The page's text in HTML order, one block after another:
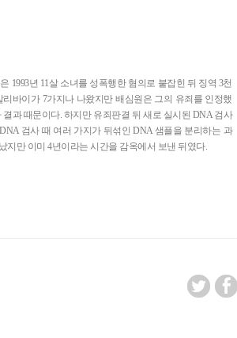
1993년 11살 소녀를 성폭행한 혐의로 붙잡힌 뒤 징역 3천
바이가 7가지나 나왔지만 배심원은 그의 유죄를 인정했
과 때문이다. 하지만 유죄판결 뒤 새로 실시된 DNA 검사
검사 때 여러 가지가 뒤섞인 DNA 샘플을 분리하는 과
지만 이미 4년이라는 시간을 감옥에서 보낸 뒤였다.